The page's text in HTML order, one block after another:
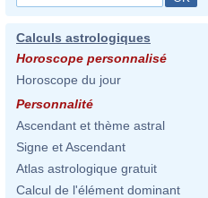
Calculs astrologiques
Horoscope personnalisé
Horoscope du jour
Personnalité
Ascendant et thème astral
Signe et Ascendant
Atlas astrologique gratuit
Calcul de l'élément dominant